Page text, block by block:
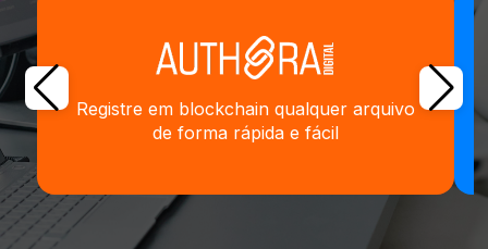
Registre em blockchain qualquer arquivo
de forma rápida e fácil